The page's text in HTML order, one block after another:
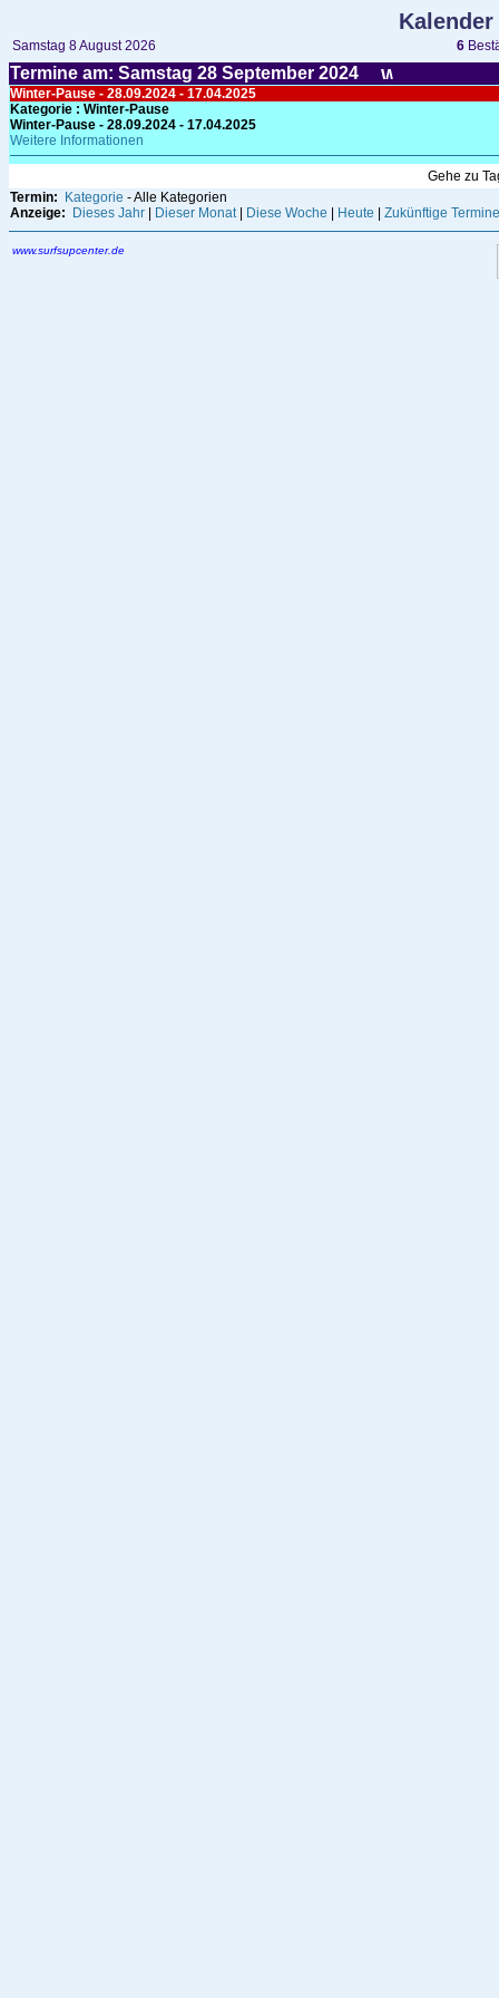
Samstag 8 August 2026 6
Termine am: Samstag 28 September 2024
Winter-Pause - 28.09.2024 - 17.04.2025
Kategorie : Winter-Pause
Winter-Pause - 28.09.2024 - 17.04.2025
Weitere Informationen
Gehe zu
Termin:
Kategorie - Alle Kategorien
Anzeige:
Dieses Jahr Dieser Monat| Diese Woche Heute Zukünftige Termine
www.surfsupcenter.de